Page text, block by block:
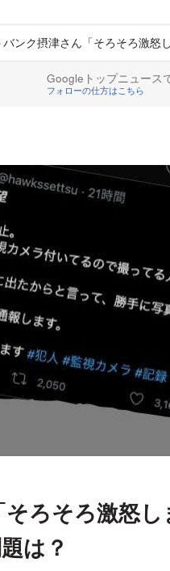
バンク摂津さん「そろそろ激
Googleトップニュース
フォローの仕方はこちら
そろそろ激怒
は？